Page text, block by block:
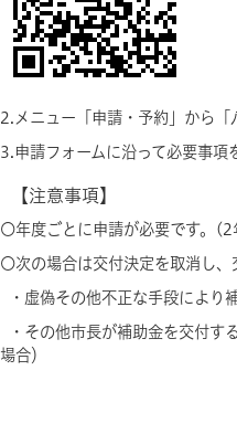
2.メニュー「申請・予約」から「
3.申請フォームに沿って必要事項
【注意事項】
〇年度ごとに申請が必要です。(2
〇次の場合は交付決定を取消し、
・虚偽その他不正な手段により
・その他市長が補助金を交付す
場合）